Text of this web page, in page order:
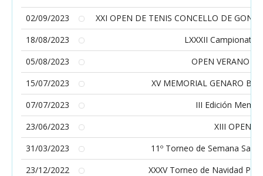
02/09/2023
XXI OPEN DE TENIS CONCELLO DE
18/08/2023
LXXXII Campionato
05/08/2023
OPEN VERANO
15/07/2023
XV MEMORIAL GENARO
07/07/2023
III Edición
23/06/2023
XIII OPEN
31/03/2023
11º Torneo de Semana
23/12/2022
XXXV Torneo de Navidad